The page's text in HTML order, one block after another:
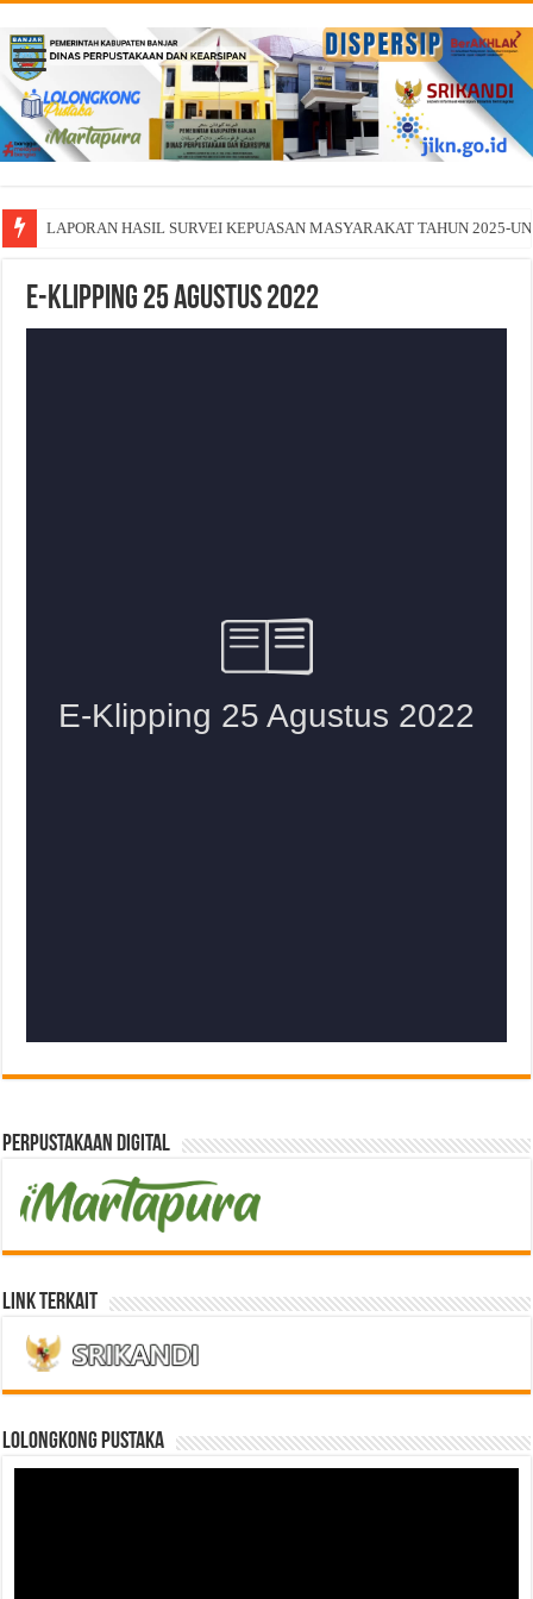
LAPORAN HASIL SURVEI KEPUASAN MASYARAKAT TAHUN 2025-
E-Klipping 25 Agustus 2022
Perpustakaan Digital
Link Terkait
LOLONGKONG PUSTAKA